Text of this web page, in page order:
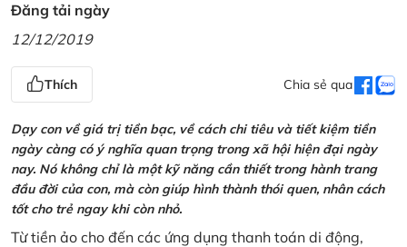
Đăng tải ngày
12/12/2019
Thích Chia sẻ qua
Dạy con về giá trị tiền bạc, về cách chi tiêu và tiết kiệm tiền
ngày càng có ý nghĩa quan trọng trong xã hội hiện đại ngày
nay. Nó không chỉ là một kỹ năng cần thiết trong hành trang
đầu đời của con, mà còn giúp hình thành thói quen, nhân cách
tốt cho trẻ ngay khi còn nhỏ.
Từ tiền ảo cho đến các ứng dụng thanh toán di động,